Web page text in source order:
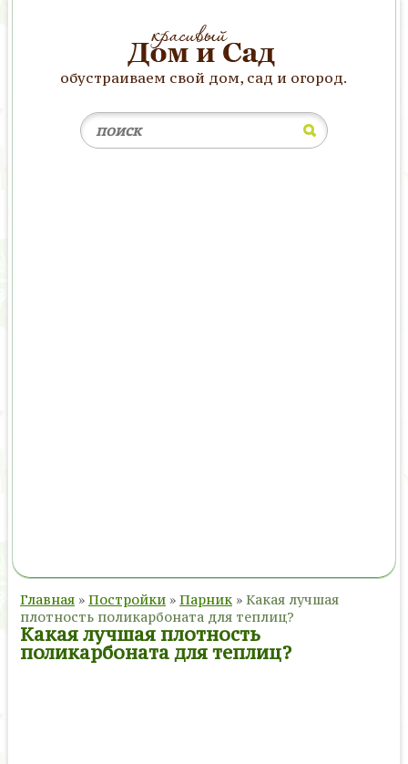
обустраиваем свой дом, сад и огород.
Главная » Постройки » Парник » Какая лучшая
плотность поликарбоната для теплиц?
Какая лучшая плотность
поликарбоната для теплиц?